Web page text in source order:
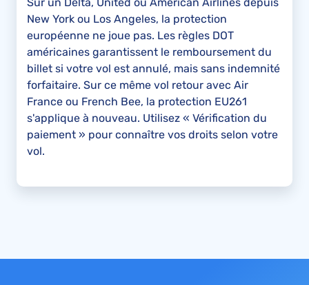
New York ou Los Angeles, la protection
européenne ne joue pas. Les règles DOT
américaines garantissent le remboursement du
billet si votre vol est annulé, mais sans indemnité
forfaitaire. Sur ce même vol retour avec Air
France ou French Bee, la protection EU261
s'applique à nouveau. Utilisez « Vérification du
paiement » pour connaître vos droits selon votre
vol.